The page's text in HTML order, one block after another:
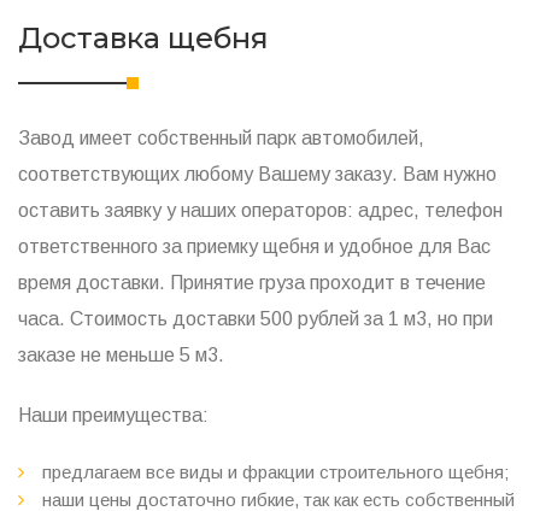
Доставка щебня
Завод имеет собственный парк автомобилей,
соответствующих любому Вашему заказу. Вам нужно
оставить заявку у наших операторов: адрес, телефон
ответственного за приемку щебня и удобное для Вас
время доставки. Принятие груза проходит в течение
часа. Стоимость доставки 500 рублей за 1 м3, но при
заказе не меньше 5 м3.
Наши преимущества:
предлагаем все виды и фракции строительного щебня;
наши цены достаточно гибкие, так как есть собственный